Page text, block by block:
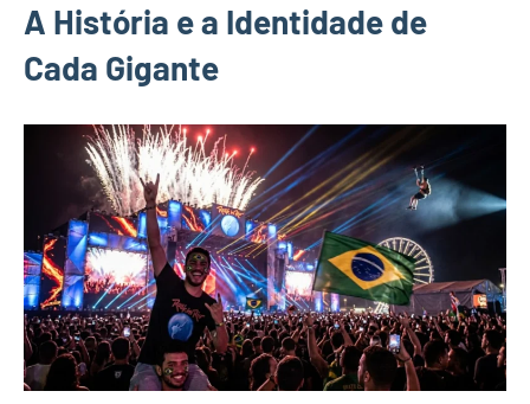
A História e a Identidade de
Cada Gigante